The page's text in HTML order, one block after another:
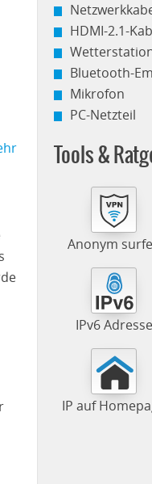
HDMI-2.1-
Bluetooth-
Mikrofon
PC-Netzteil
Tools &
Anonym
IPv6 Adresse
IP auf